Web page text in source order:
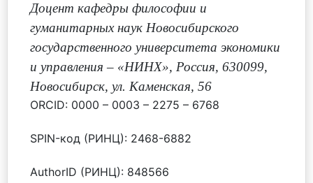
Доцент кафедры философии и
гуманитарных наук Новосибирского
государственного университета экономики
и управления – «НИНХ», Россия, 630099,
Новосибирск, ул. Каменская, 56
ORCID: 0000 – 0003 – 2275 – 6768
SPIN-код (РИНЦ): 2468-6882
AuthorID (РИНЦ): 848566